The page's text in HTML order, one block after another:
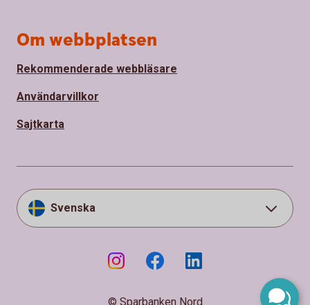
Om webbplatsen
Rekommenderade webbläsare
Användarvillkor
Sajtkarta
Svenska
© Sparbanken Nord